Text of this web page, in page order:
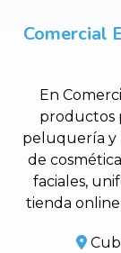
Comercial
En
productos
peluquería y
de
faciales,
tienda